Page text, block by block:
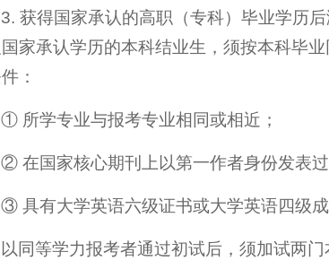
3. 获得国家承认的高职（专科）毕业学历
国家承认学历的本科结业生，须按本科毕
：
① 所学专业与报考专业相同或相近；
② 在国家核心期刊上以第一作者身份发表
③ 具有大学英语六级证书或大学英语四级成
以同等学力报考者通过初试后，须加试两